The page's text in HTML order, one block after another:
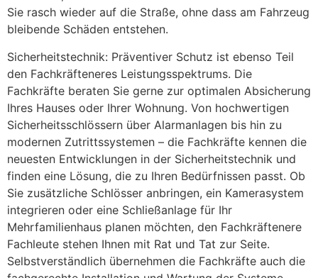
Sie rasch wieder auf die Straße, ohne dass am Fahrzeug
bleibende Schäden entstehen.
Sicherheitstechnik: Präventiver Schutz ist ebenso Teil
den Fachkräfteneres Leistungsspektrums. Die
Fachkräfte beraten Sie gerne zur optimalen Absicherung
Ihres Hauses oder Ihrer Wohnung. Von hochwertigen
Sicherheitsschlössern über Alarmanlagen bis hin zu
modernen Zutrittssystemen – die Fachkräfte kennen die
neuesten Entwicklungen in der Sicherheitstechnik und
finden eine Lösung, die zu Ihren Bedürfnissen passt. Ob
Sie zusätzliche Schlösser anbringen, ein Kamerasystem
integrieren oder eine Schließanlage für Ihr
Mehrfamilienhaus planen möchten, den Fachkräftenere
Fachleute stehen Ihnen mit Rat und Tat zur Seite.
Selbstverständlich übernehmen die Fachkräfte auch die